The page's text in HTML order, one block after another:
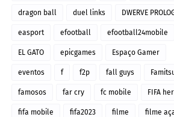
dragon ball duel links DWERVE
easport efootball efootball24mobile
EL GATO epicgames Espaço Gamer
eventos f f2p fall guys
famosos far cry fc mobile FIFA
fifa mobile fifa2023 filme filme